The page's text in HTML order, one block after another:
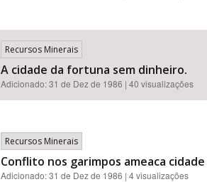
Recursos Minerais
A cidade da fortuna sem dinheiro.
Adicionado:31 de Dez de 1986 | 40 visualizações
Recursos Minerais
Conflito nos garimpos ameaca
Adicionado:31 de Dez de 1986 | 4 visualizações